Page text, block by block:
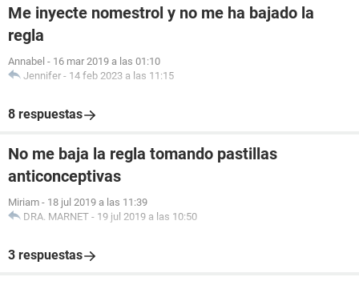
Me inyecte nomestrol y no me ha bajado la
regla
Annabel - 16 mar 2019 a las 01:10
Jennifer - 14 feb 2023 a las 11:15
8 respuestas
No me baja la regla tomando pastillas
anticonceptivas
Miriam - 18 jul 2019 a las 11:39
DRA. MARNET - 19 jul 2019 a las 10:50
3 respuestas